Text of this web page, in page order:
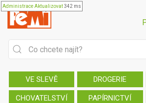
AdministraceAktualizovat342 ms
VE SLEVĚ DROGERIE
CHOVATELSTVÍ PAPÍRNICTVÍ